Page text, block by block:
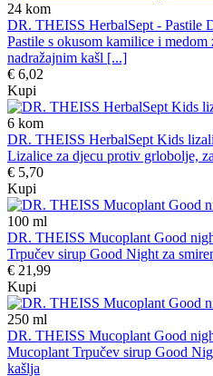
24 kom
DR. THEISS HerbalSept - Pastile
Pastile s okusom kamilice i
nadražajnim kašl [...]
€ 6,02
Kupi
6 kom
DR. THEISS HerbalSept Kids
Lizalice za djecu protiv grlobolje,
€ 5,70
Kupi
100 ml
DR. THEISS Mucoplant Good
Trpučev sirup Good Night za
€ 21,99
Kupi
250 ml
DR. THEISS Mucoplant Good
Mucoplant Trpučev sirup Good
kašlja